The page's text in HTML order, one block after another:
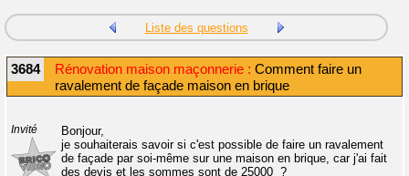
Liste des questions
3684 Rénovation maison maçonnerie : Comment faire un
ravalement de façade maison en brique
Invité
Bonjour,
je souhaiterais savoir si c'est possible de faire un ravalement
de façade par soi-même sur une maison en brique, car j'ai fait
des devis et les sommes sont de 25000  ?